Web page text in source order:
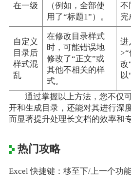
在一级
（例如，全部使
用了“标题1”）。
不
完
自定义
目录后
样式混
乱
在修改目录样式
时，可能错误地
修改了“正文”或
其他不相关的样
式。
进
改
以
通过掌握以上方法，您不仅
开和生成目录，还能对其进行深
而显著提升处理长文档的效率和
热门攻略
Excel 快捷键：移至下/上一个功